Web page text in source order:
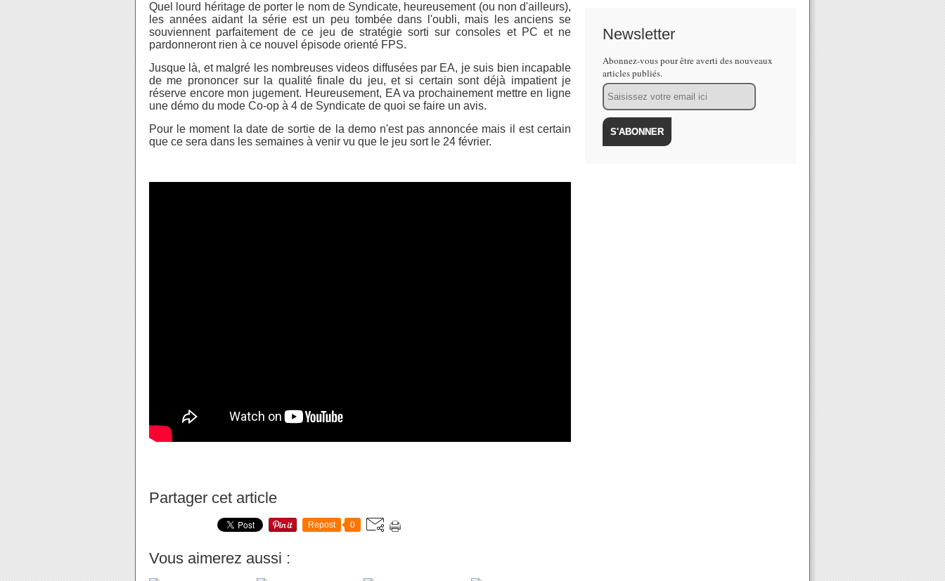
Quel lourd héritage de porter le nom de Syndicate, heureusement (ou non d'ailleurs),
les années aidant la série est un peu tombée dans l'oubli, mais les anciens se
souviennent parfaitement de ce jeu de stratégie sorti sur consoles et PC et ne
pardonneront rien à ce nouvel épisode orienté FPS.
Jusque là, et malgré les nombreuses videos diffusées par EA, je suis bien incapable
de me prononcer sur la qualité finale du jeu, et si certain sont déjà impatient je
réserve encore mon jugement. Heureusement, EA va prochainement mettre en ligne
une démo du mode Co-op à 4 de Syndicate de quoi se faire un avis.
Pour le moment la date de sortie de la demo n'est pas annoncée mais il est certain
que ce sera dans les semaines à venir vu que le jeu sort le 24 février.
Partager cet article
Repost 0
Vous aimerez aussi :
Newsletter
Abonnez-vous pour être averti des nouveaux
articles publiés.
Email